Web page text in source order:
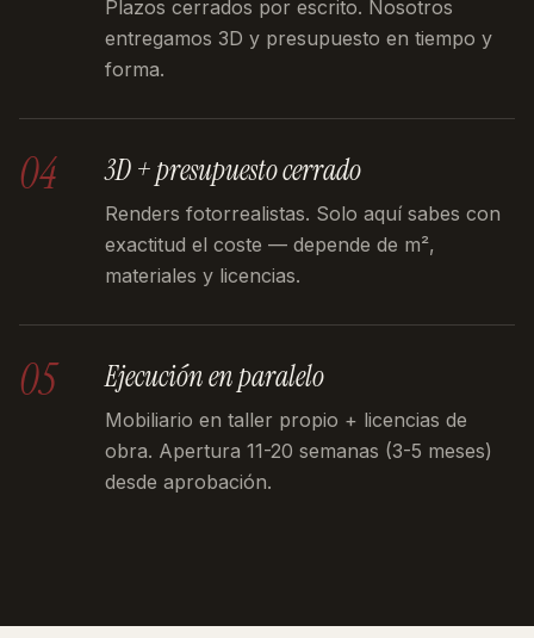
Plazos cerrados por escrito. Nosotros
entregamos 3D y presupuesto en tiempo y
forma.
04 3D + presupuesto cerrado
Renders fotorrealistas. Solo aquí sabes con
exactitud el coste — depende de m²,
materiales y licencias.
05 Ejecución en paralelo
Mobiliario en taller propio + licencias de
obra. Apertura 11-20 semanas (3-5 meses)
desde aprobación.